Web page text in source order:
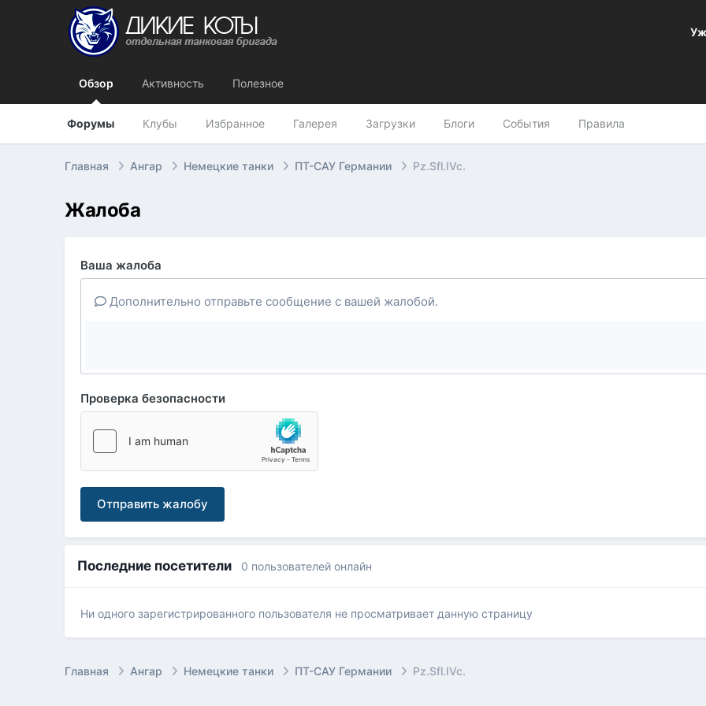
Обзор
Форумы Клубы Избранное Галерея Загрузки Блоги События Правила
Активность Полезное
Главная Ангар Немецкие танки ПТ-САУ Германии Pz.Sfl.IVc.
Жалоба
Ваша жалоба
Дополнительно отправьте сообщение с вашей жалобой.
Проверка безопасности
Отправить жалобу
Последние посетители 0 пользователей онлайн
Ни одного зарегистрированного пользователя не просматривает данную страницу
Главная Ангар Немецкие танки ПТ-САУ Германии Pz.Sfl.IVc.